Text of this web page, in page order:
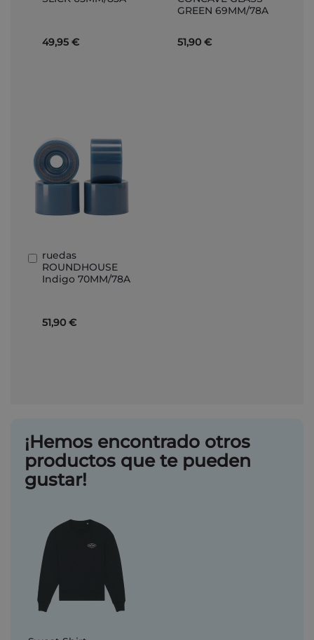
49,95 €
GREEN 69MM/78A
51,90 €
ruedas
ROUNDHOUSE
Indigo 70MM/78A
51,90 €
Añadir
al
carrito
¡Hemos encontrado otros
productos que te pueden
gustar!